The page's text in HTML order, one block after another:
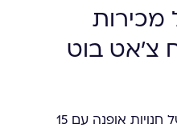
מכירות
צ'אט בוט
חברת XYZ, רשת בינונית של חנויות אופנה עם 15